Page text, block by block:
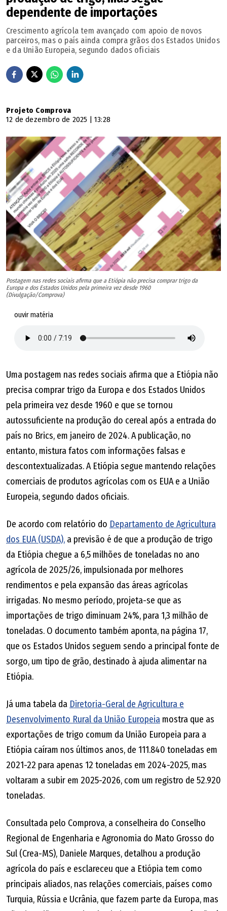
psicologia do esporte
Fútbol Más (Global) Futebol x Bem-estar - promove
inclusão, trabalho em equipe e respeito por meio de
torneios de futebol
Inclusão - reduz barreiras econômicas que impedem
jovens locais de ter acesso ao tênis
MindLeaps (Global) Dança x Empregabilidade - desenvolve
competências cognitivas por meio de um programa
inovador que combina aulas de dança e ensino acadêmico
Rugby for Good (Hong Kong, China) Rugby x Inclusão -
promove equidade social e de gênero para crianças com
TDAH
Transformación Social TRASO (México) Artes marciais x
Bem-estar - oferece aulas de boxe e artes marciais duas
vezes por semana combinadas com sessões de terapia
em grupo conduzidas por profissionais
dependente de importações
Crescimento agrícola tem avançado com apoio de novos
parceiros, mas o país ainda compra grãos dos Estados Unidos
e da União Europeia, segundo dados oficiais
Projeto Comprova
12 de dezembro de 2025 | 13:28
Postagem nas redes sociais afirma que a Etiópia não precisa comprar trigo da
Europa e dos Estados Unidos pela primeira vez desde 1960
(Divulgação/Comprova)
ouvir matéria
Uma postagem nas redes sociais afirma que a Etiópia não
precisa comprar trigo da Europa e dos Estados Unidos
pela primeira vez desde 1960 e que se tornou
autossuficiente na produção do cereal após a entrada do
país no Brics, em janeiro de 2024. A publicação, no
entanto, mistura fatos com informações falsas e
descontextualizadas. A Etiópia segue mantendo relações
comerciais de produtos agrícolas com os EUA e a União
Europeia, segundo dados oficiais.
De acordo com relatório do Departamento de Agricultura
dos EUA (USDA), a previsão é de que a produção de trigo
da Etiópia chegue a 6,5 milhões de toneladas no ano
agrícola de 2025/26, impulsionada por melhores
rendimentos e pela expansão das áreas agrícolas
irrigadas. No mesmo período, projeta-se que as
importações de trigo diminuam 24%, para 1,3 milhão de
toneladas. O documento também aponta, na página 17,
que os Estados Unidos seguem sendo a principal fonte de
sorgo, um tipo de grão, destinado à ajuda alimentar na
Etiópia.
Já uma tabela da Diretoria-Geral de Agricultura e
Desenvolvimento Rural da União Europeia mostra que as
exportações de trigo comum da União Europeia para a
Etiópia caíram nos últimos anos, de 111.840 toneladas em
2021-22 para apenas 12 toneladas em 2024-2025, mas
voltaram a subir em 2025-2026, com um registro de 52.920
toneladas.
Consultada pelo Comprova, a conselheira do Conselho
Regional de Engenharia e Agronomia do Mato Grosso do
Sul (Crea-MS), Daniele Marques, detalhou a produção
agrícola do país e esclareceu que a Etiópia tem como
principais aliados, nas relações comerciais, países como
Turquia, Rússia e Ucrânia, que fazem parte da Europa, mas